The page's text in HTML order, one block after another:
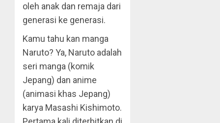
oleh anak dan remaja dari
generasi ke generasi.
Kamu tahu kan manga
Naruto? Ya, Naruto adalah
seri manga (komik
Jepang) dan anime
(animasi khas Jepang)
karya Masashi Kishimoto.